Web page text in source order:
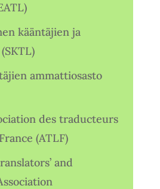
kääntäjien ja
ammattiosasto
des traducteurs
(ATLF)
and